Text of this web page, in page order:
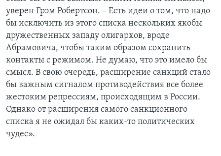
уверен Грэм Робертсон. – Есть идеи о том, что надо
бы исключить из этого списка нескольких якобы
дружественных западу олигархов, вроде
Абрамовича, чтобы таким образом сохранить
контакты с режимом. Не думаю, что это имело бы
смысл. В свою очередь, расширение санкций стало
бы важным сигналом противодействия все более
жестоким репрессиям, происходящим в России.
Однако от расширения самого санкционного
списка я не ожидал бы каких-то политических
чудес».